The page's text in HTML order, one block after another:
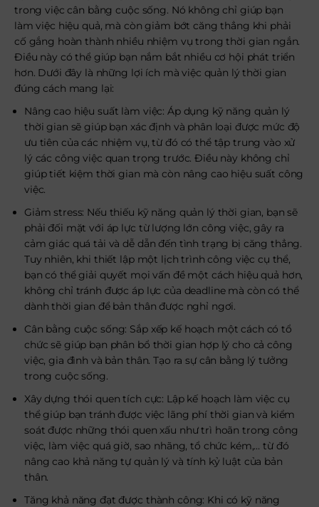
trong việc cân bằng cuộc sống. Nó không chỉ giúp bạn
làm việc hiệu quả, mà còn giảm bớt căng thẳng khi phải
cố gắng hoàn thành nhiều nhiệm vụ trong thời gian ngắn.
Điều này có thể giúp bạn nắm bắt nhiều cơ hội phát triển
hơn. Dưới đây là những lợi ích mà việc quản lý thời gian
đúng cách mang lại:
Nâng cao hiệu suất làm việc: Áp dụng kỹ năng quản lý
thời gian sẽ giúp bạn xác định và phân loại được mức độ
ưu tiên của các nhiệm vụ, từ đó có thể tập trung vào xử
lý các công việc quan trọng trước. Điều này không chỉ
giúp tiết kiệm thời gian mà còn nâng cao hiệu suất công
việc.
Giảm stress: Nếu thiếu kỹ năng quản lý thời gian, bạn sẽ
phải đối mặt với áp lực từ lượng lớn công việc, gây ra
cảm giác quá tải và dễ dẫn đến tình trạng bị căng thẳng.
Tuy nhiên, khi thiết lập một lịch trình công việc cụ thể,
bạn có thể giải quyết mọi vấn đề một cách hiệu quả hơn,
không chỉ tránh được áp lực của deadline mà còn có thể
dành thời gian để bản thân được nghỉ ngơi.
Cân bằng cuộc sống: Sắp xếp kế hoạch một cách có tổ
chức sẽ giúp bạn phân bổ thời gian hợp lý cho cả công
việc, gia đình và bản thân. Tạo ra sự cân bằng lý tưởng
trong cuộc sống.
Xây dựng thói quen tích cực: Lập kế hoạch làm việc cụ
thể giúp bạn tránh được việc lãng phí thời gian và kiểm
soát được những thói quen xấu như trì hoãn trong công
việc, làm việc quá giờ, sao nhãng, tổ chức kém,… từ đó
nâng cao khả năng tự quản lý và tính kỷ luật của bản
thân.
Tăng khả năng đạt được thành công: Khi có kỹ năng